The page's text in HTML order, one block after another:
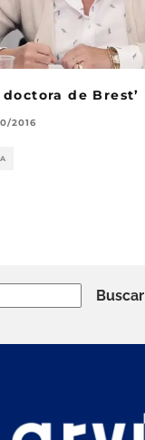
de Brest’
2016
Buscar